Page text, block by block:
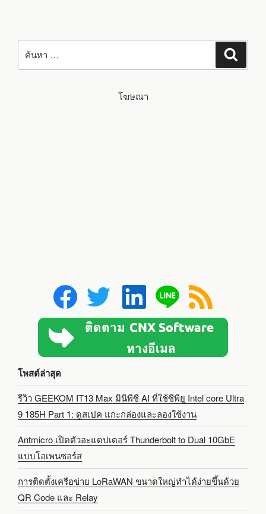
ค้นหา:
โฆษณา
โพสต์ล่าสุด
รีวิว GEEKOM IT13 Max มินิพีซี AI ที่ใช้ซีพียู Intel core Ultra
9 185H Part 1: ดูสเปค แกะกล่องและลองใช้งาน
Antmicro เปิดตัวอะแดปเตอร์ Thunderbolt to Dual 10GbE
แบบโอเพนซอร์ส
การติดตั้งเครือข่าย LoRaWAN ขนาดใหญ่ทำได้ง่ายขึ้นด้วย
QR Code และ Relay